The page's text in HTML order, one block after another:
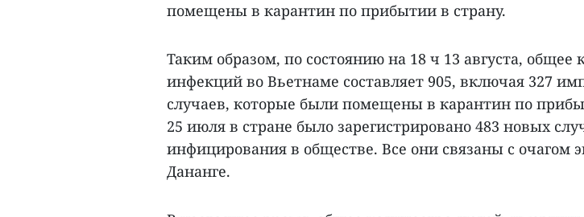
помещены в карантин по прибытии в страну.
Таким образом, по состоянию на 18 ч 13 августа, общее
инфекций во Вьетнаме составляет 905, включая 327
случаев, которые были помещены в карантин по
25 июля в стране было зарегистрировано 483 новых
инфицирования в обществе. Все они связаны с очагом
Дананге.